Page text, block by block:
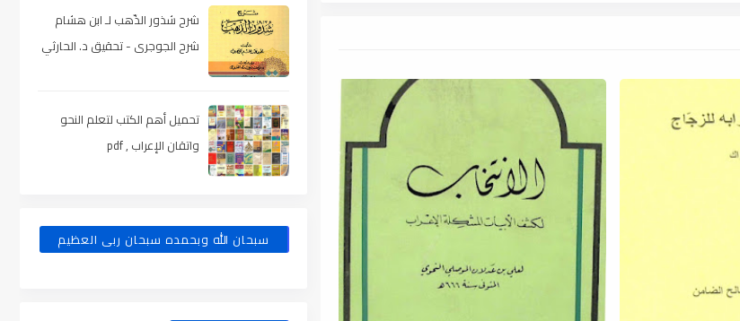
شرح شذور الذّهب لـ ابن هشام
شرح الجوجرى - تحقيق د. الحارثي
تحميل أهم الكتب لتعلم النحو
واتقان الإعراب , pdf
سبحان الله وبحمده سبحان ربى العظيم